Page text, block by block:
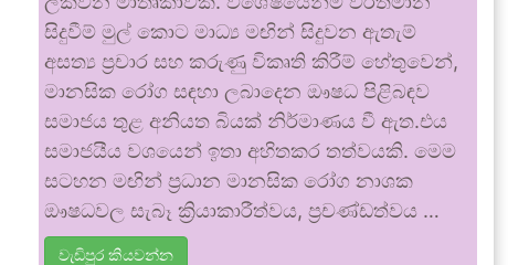
සිදුවීම් මුල් කොට මාධ්‍ය මඟින් සිදුවන ඇතැම්
අසත්‍ය ප්‍රචාර සහ කරුණු විකෘති කිරීම් හේතුවෙන්,
මානසික රෝග සඳහා ලබාදෙන ඖෂධ පිළිබඳව
සමාජය තුළ අනියත බියක් නිර්මාණය වී ඇත.එය
සමාජයීය වශයෙන් ඉතා අහිතකර තත්වයකි. මෙම
සටහන මඟින් ප්‍රධාන මානසික රෝග නාශක
ඖෂධවල සැබෑ ක්‍රියාකාරීත්වය, ප්‍රචණ්ඩත්වය …
වැඩිපුර කියවන්න